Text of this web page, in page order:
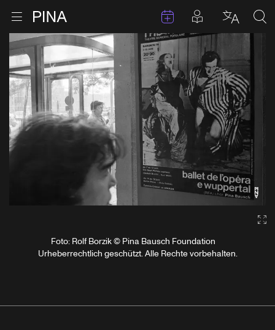
Zum Inhalt springen
Menu öffnen TermineBeiträge in
Foto: Rolf Borzik © Pina Bausch Foundation
Urheberrechtlich geschützt. Alle Rechte vorbehalten.